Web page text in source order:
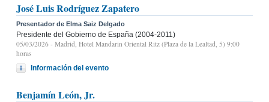
José Luis Rodríguez Zapatero
Presentador de Elma Saiz Delgado
Presidente del Gobierno de España (2004-2011)
05/03/2026 - Madrid, Hotel Mandarin Oriental Ritz (Plaza de la Lealtad, 5) 9:00
horas
Información del evento
Benjamín León, Jr.